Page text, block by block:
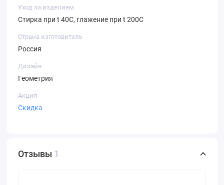
Уход за изделием
Стирка при t 40С, глажение при t 200С
Страна изготовитель
Россия
Дизайн
Геометрия
Акция
Скидка
Отзывы 1